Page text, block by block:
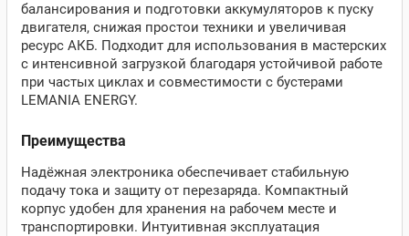
балансирования и подготовки аккумуляторов к пуску
двигателя, снижая простои техники и увеличивая
ресурс АКБ. Подходит для использования в мастерских
с интенсивной загрузкой благодаря устойчивой работе
при частых циклах и совместимости с бустерами
LEMANIA ENERGY.
Преимущества
Надёжная электроника обеспечивает стабильную
подачу тока и защиту от перезаряда. Компактный
корпус удобен для хранения на рабочем месте и
транспортировки. Интуитивная эксплуатация